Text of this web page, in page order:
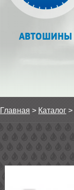
АВТОШИНЫ
Главная > Каталог >